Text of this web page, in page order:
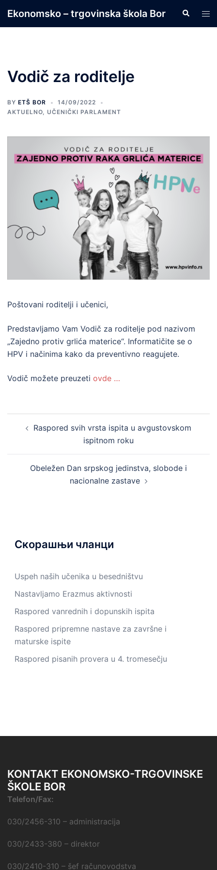
Ekonomsko – trgovinska škola Bor Search
Vodič za roditelje
BY ETŠ BOR
14/09/2022
AKTUELNO, UČENIČKI PARLAMENT
Poštovani roditelji i učenici,
Predstavljamo Vam Vodič za roditelje pod nazivom
„Zajedno protiv grlića materice“. Informatičite se o
HPV i načinima kako da preventivno reagujete.
Vodič možete preuzeti ovde …
navigation
Raspored svih vrsta ispita u avgustovskom
ispitnom roku
Obeležen Dan srpskog jedinstva, slobode i
nacionalne zastave
Скорашњи чланци
Uspeh naših učenika u besedništvu
Nastavljamo Erazmus aktivnosti
Raspored vanrednih i dopunskih ispita
Raspored pripremne nastave za završne i
maturske ispite
Raspored pisanih provera u 4. tromesečju
KONTAKT EKONOMSKO-TRGOVINSKE
ŠKOLE BOR
Telefon/Fax:
030/2456-310 – administracija
030/2433-380 – direktor
030/2410-310 – šef računovodstva